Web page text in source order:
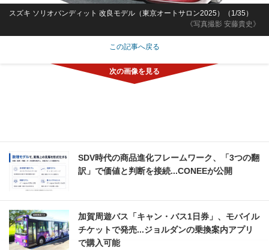
《写真撮影 安藤貴史》
スズキ ソリオバンディット 改良モデル（東京オートサロン2025）（1/35）
この記事へ戻る
SDV時代の商品進化フレームワーク、「3つの翻
訳」で価値と判断を接続...CONEEが公開
加賀周遊バス「キャン・バス1日券」、モバイル
チケットで発売...ジョルダンの乗換案内アプリ
で購入可能